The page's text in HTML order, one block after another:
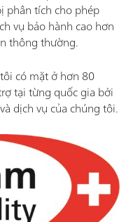
phân tích cho phép
vụ bảo hành cao hơn
thông thường.
có mặt ở hơn 80
tại từng quốc gia bởi
dịch vụ của chúng tôi.